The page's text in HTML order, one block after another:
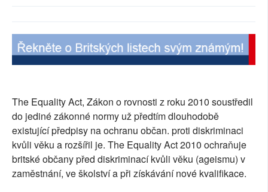
PŘÍSPĚVKY NA PROVOZ
SOCIÁLNÍ SÍTĚ
PLNÁ VERZE STRÁNEK
The Equality Act, Zákon o rovnosti z roku 2010 soustředil
do jediné zákonné normy už předtím dlouhodobě
existující předpisy na ochranu občan. proti diskriminaci
kvůli věku a rozšířil je. The Equality Act 2010 ochraňuje
britské občany před diskriminací kvůli věku (ageismu) v
zaměstnání, ve školství a při získávání nové kvalifikace.